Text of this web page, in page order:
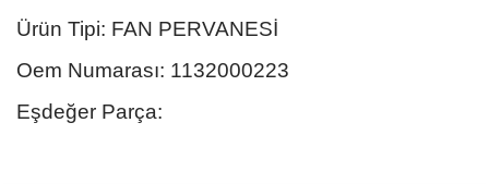
Ürün Tipi: FAN PERVANESİ
Oem Numarası: 1132000223
Eşdeğer Parça: